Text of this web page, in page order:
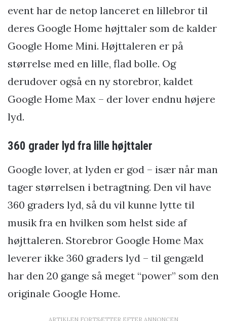
event har de netop lanceret en lillebror til
deres Google Home højttaler som de kalder
Google Home Mini. Højttaleren er på
størrelse med en lille, flad bolle. Og
derudover også en ny storebror, kaldet
Google Home Max – der lover endnu højere
lyd.
360 grader lyd fra lille højttaler
Google lover, at lyden er god – især når man
tager størrelsen i betragtning. Den vil have
360 graders lyd, så du vil kunne lytte til
musik fra en hvilken som helst side af
højttaleren. Storebror Google Home Max
leverer ikke 360 graders lyd – til gengæld
har den 20 gange så meget “power” som den
originale Google Home.
ARTIKLEN FORTSÆTTER EFTER ANNONCEN